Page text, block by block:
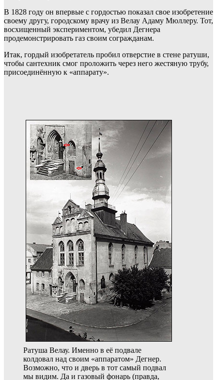
В 1828 году он впервые с гордостью показал свое изобретение
своему другу, городскому врачу из Велау Адаму Мюллеру. Тот,
восхищенный экспериментом, убедил Дегнера
продемонстрировать газ своим согражданам.
Итак, гордый изобретатель пробил отверстие в стене ратуши,
чтобы сантехник смог проложить через него жестяную трубу,
присоединённую к «аппарату».
Ратуша Велау. Именно в её подвале
колдовал над своим «аппаратом» Дегнер.
Возможно, что и дверь в тот самый подвал
мы видим. Да и газовый фонарь (правда,